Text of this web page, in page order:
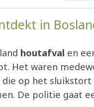
in
houtafval en
Het waren
die op het
De politie gaat